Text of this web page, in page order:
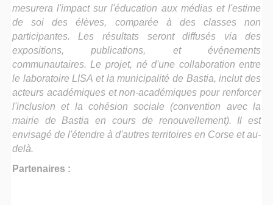
mesurera l'impact sur l'éducation aux médias et l'estime
de soi des élèves, comparée à des classes non
participantes. Les résultats seront diffusés via des
expositions, publications, et événements
communautaires. Le projet, né d'une collaboration entre
le laboratoire LISA et la municipalité de Bastia, inclut des
acteurs académiques et non-académiques pour renforcer
l'inclusion et la cohésion sociale (convention avec la
mairie de Bastia en cours de renouvellement). Il est
envisagé de l'étendre à d'autres territoires en Corse et au-
delà.
Partenaires :